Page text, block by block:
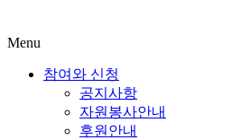
Menu
참여와 신청
공지사항
자원봉사안내
후원안내